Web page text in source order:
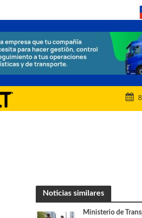
Noticias similares
Ministerio de